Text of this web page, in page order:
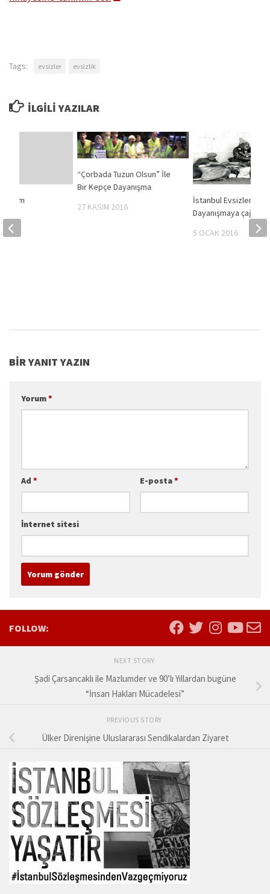
Tags: evsizler evsizlik
İLGILI YAZILAR
“Çorbada Tuzun Olsun” İle
Bir Kepçe Dayanışma
27 KASIM 2016
İstanbul Evsizler Evi
Dayanışmaya
5 OCAK 2016
Bölüm
BIR YANIT YAZIN
Yorum*
Ad * E-posta*
İnternet sitesi
FOLLOW:
NEXT STORY
Şadi Çarsancaklı ile Mazlumder ve 90’lı Yıllardan bugüne
“İnsan Hakları Mücadelesi”
PREVIOUS STORY
Ülker Direnişine Uluslararası Sendikalardan Ziyaret